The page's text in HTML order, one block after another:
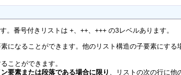
番号付きリストは +、++、+++ の3レベルあります。
になることができます。他のリスト構造の子要素にす
ことができます。
要素または段落である場合に限り 、リストの次の行に